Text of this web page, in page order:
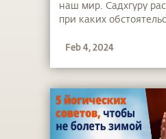
наш мир. Садхгуру
при каких
измерений и какова
Feb 4, 2024